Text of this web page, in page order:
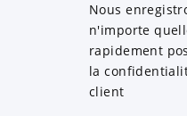
Nous
n'importe
rapidement
la
client